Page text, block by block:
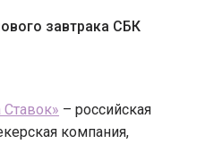
завтрака СБК
Ставок» – российская
компания,